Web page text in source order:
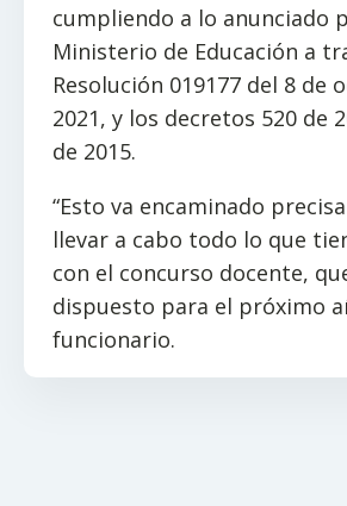
cumpliendo a lo anunciado
Ministerio de Educación a
Resolución 019177 del 8 de
2021, y los decretos 520 de
de 2015.
“Esto va encaminado
llevar a cabo todo lo que
con el concurso docente,
dispuesto para el próximo
funcionario.